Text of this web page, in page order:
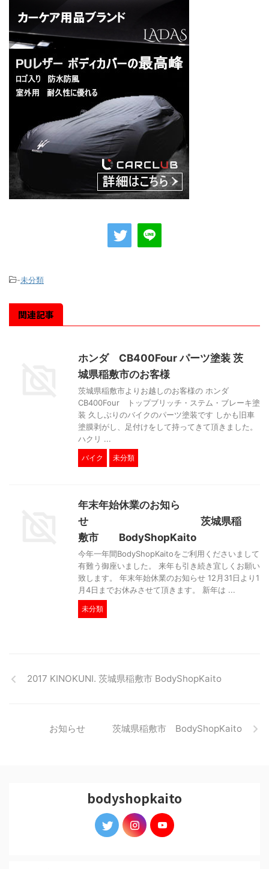
-未分類
関連記事
ホンダ CB400Four パーツ塗装 茨
城県稲敷市のお客様
茨城県稲敷市よりお越しのお客様の ホンダ
CB400Four トップブリッチ・ステム・ブレーキ塗
装 久しぶりのバイクのパーツ塗装です しかも旧車
塗膜剥がし、足付けをして持ってきて頂きました。
ハクリ ...
バイク 未分類
年末年始休業のお知ら
せ 茨城県稲
敷市 BodyShopKaito
今年一年間BodyShopKaitoをご利用くださいまして
有難う御座いました。 来年も引き続き宜しくお願い
致します。 年末年始休業のお知らせ 12月31日より1
月4日までお休みさせて頂きます。 新年は ...
未分類
2017 KINOKUNI. 茨城県稲敷市 BodyShopKaito
お知らせ 茨城県稲敷市 BodyShopKaito
bodyshopkaito